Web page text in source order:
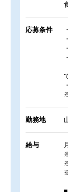
応募条件
勤務地
給与